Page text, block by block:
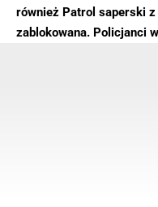
również Patrol saperski z
zablokowana. Policjanci